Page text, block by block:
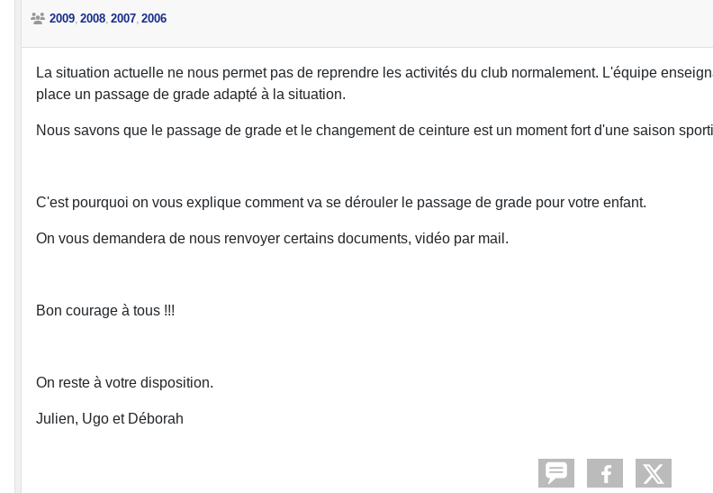
2009 2008 2007 2006
La situation actuelle ne nous permet pas de reprendre les activités du club normalement. L'équipe
place un passage de grade adapté à la situation.
Nous savons que le passage de grade et le changement de ceinture est un moment fort d'une saison
C'est pourquoi on vous explique comment va se dérouler le passage de grade pour votre enfant.
On vous demandera de nous renvoyer certains documents, vidéo par mail.
Bon courage à tous !!!
On reste à votre disposition.
Julien, Ugo et Déborah